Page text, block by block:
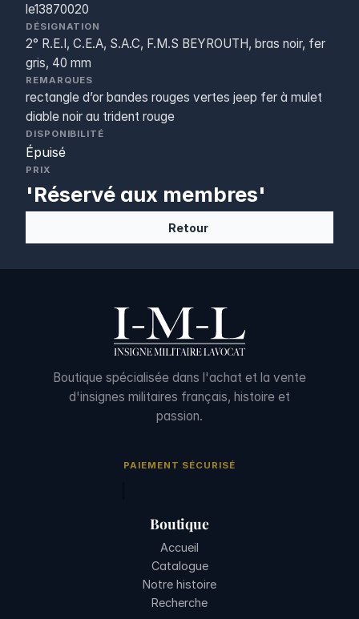
le13870020
DÉSIGNATION
2° R.E.I, C.E.A, S.A.C, F.M.S BEYROUTH, bras noir, fer
gris, 40 mm
REMARQUES
rectangle d’or bandes rouges vertes jeep fer à mulet
diable noir au trident rouge
DISPONIBILITÉ
Épuisé
PRIX
'Réservé aux membres'
Retour
Boutique spécialisée dans l'achat et la vente
d'insignes militaires français, histoire et
passion.
PAIEMENT SÉCURISÉ
Boutique
Accueil
Catalogue
Notre histoire
Recherche